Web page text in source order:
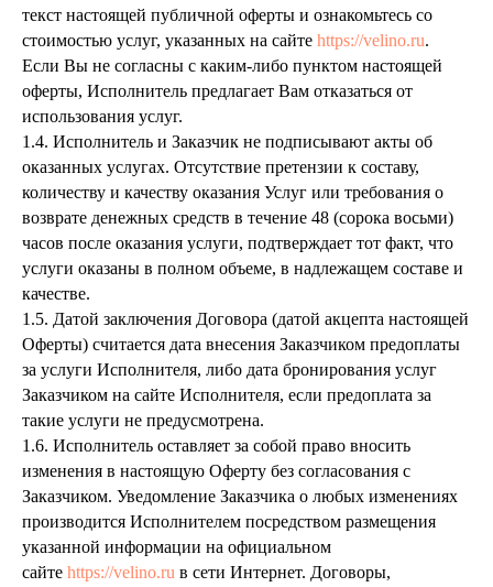
текст настоящей публичной оферты и ознакомьтесь со
стоимостью услуг, указанных на сайте https://velino.ru.
Если Вы не согласны с каким-либо пунктом настоящей
оферты, Исполнитель предлагает Вам отказаться от
использования услуг.
1.4. Исполнитель и Заказчик не подписывают акты об
оказанных услугах. Отсутствие претензии к составу,
количеству и качеству оказания Услуг или требования о
возврате денежных средств в течение 48 (сорока восьми)
часов после оказания услуги, подтверждает тот факт, что
услуги оказаны в полном объеме, в надлежащем составе и
качестве.
1.5. Датой заключения Договора (датой акцепта настоящей
Оферты) считается дата внесения Заказчиком предоплаты
за услуги Исполнителя, либо дата бронирования услуг
Заказчиком на сайте Исполнителя, если предоплата за
такие услуги не предусмотрена.
1.6. Исполнитель оставляет за собой право вносить
изменения в настоящую Оферту без согласования с
Заказчиком. Уведомление Заказчика о любых изменениях
производится Исполнителем посредством размещения
указанной информации на официальном
сайте https://velino.ru в сети Интернет. Договоры,